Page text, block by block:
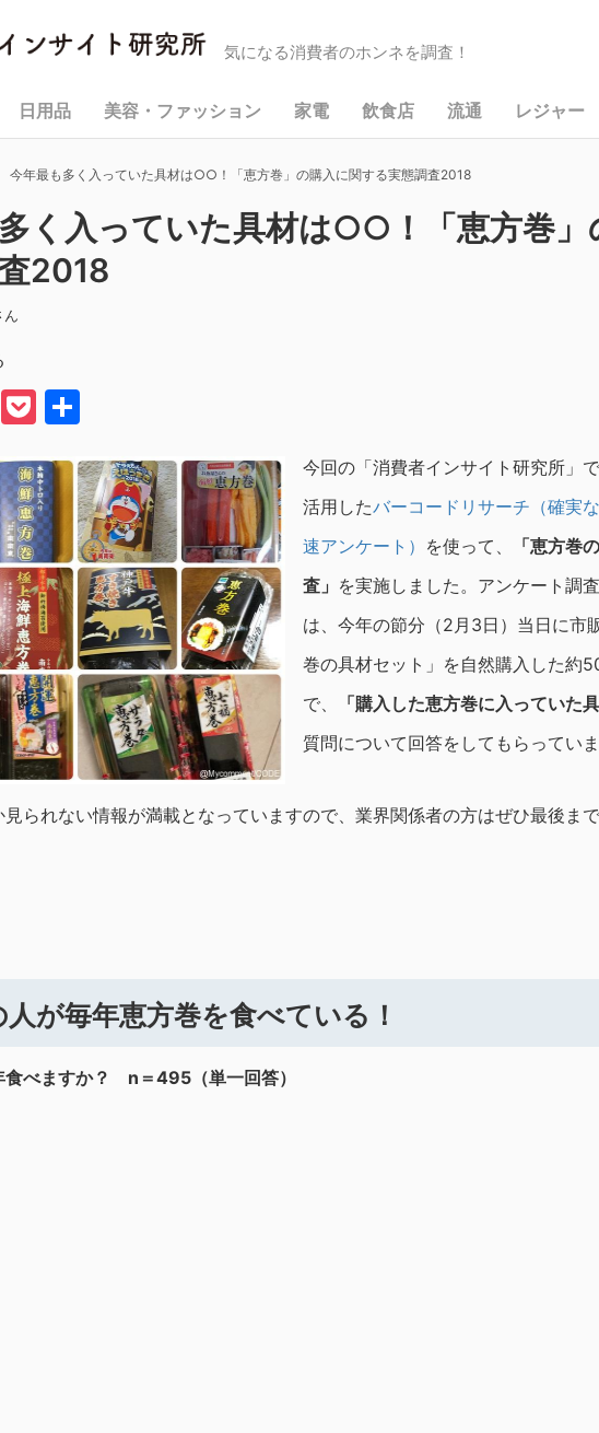
気になる消費者のホンネを調査！
日用品 美容・ファッション 家電 飲食店 流通 レジャー
今年最も多く入っていた具材は○○！「恵方巻」の購入に関する実態調査2018
く入っていた具材は○○！「恵方巻」
2018
ん
LinePocket
今回の「消費者インサイト研究所」で
活用したバーコードリサーチ（確実
速アンケート） を使って、
「恵方巻
査」 を実施しました。アンケート調
は、今年の節分（2月3日）当日に市
巻の具材セット」を自然購入した約
で、
「購入した恵方巻に入っていた具
質問について回答をしてもらっていま
られない情報が満載となっていますので、業界関係者の方はぜひ最後ま
が毎年恵方巻を食べている！
食べますか？ n＝495（単一回答）